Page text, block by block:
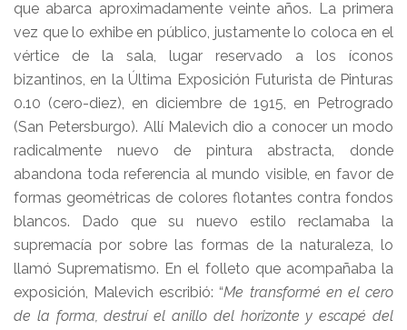
que abarca aproximadamente veinte años. La primera
vez que lo exhibe en público, justamente lo coloca en el
vértice de la sala, lugar reservado a los íconos
bizantinos, en la Última Exposición Futurista de Pinturas
0.10 (cero-diez), en diciembre de 1915, en Petrogrado
(San Petersburgo). Allí Malevich dio a conocer un modo
radicalmente nuevo de pintura abstracta, donde
abandona toda referencia al mundo visible, en favor de
formas geométricas de colores flotantes contra fondos
blancos. Dado que su nuevo estilo reclamaba la
supremacía por sobre las formas de la naturaleza, lo
llamó Suprematismo. En el folleto que acompañaba la
exposición, Malevich escribió: “Me transformé en el cero
de la forma, destruí el anillo del horizonte y escapé del